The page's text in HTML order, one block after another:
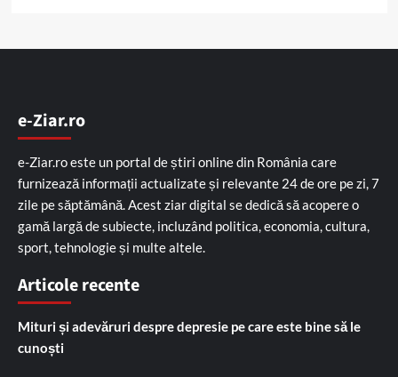
e-Ziar.ro
e-Ziar.ro este un portal de știri online din România care
furnizează informații actualizate și relevante 24 de ore pe zi, 7
zile pe săptămână. Acest ziar digital se dedică să acopere o
gamă largă de subiecte, incluzând politica, economia, cultura,
sport, tehnologie și multe altele.
Articole recente
Mituri și adevăruri despre depresie pe care este bine să le
cunoști